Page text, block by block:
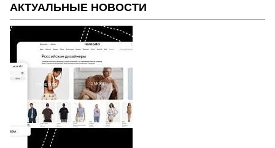
АКТУАЛЬНЫЕ НОВОСТИ